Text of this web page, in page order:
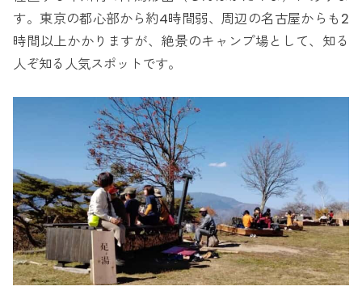
す。東京の都心部から約4時間弱、周辺の名古屋からも2
時間以上かかりますが、絶景のキャンプ場として、知る
人ぞ知る人気スポットです。